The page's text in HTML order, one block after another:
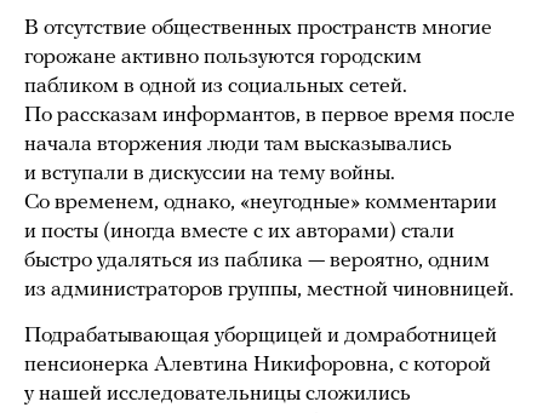
В отсутствие общественных пространств многие
горожане активно пользуются городским
пабликом в одной из социальных сетей.
По рассказам информантов, в первое время после
начала вторжения люди там высказывались
и вступали в дискуссии на тему войны.
Со временем, однако, «неугодные» комментарии
и посты (иногда вместе с их авторами) стали
быстро удаляться из паблика — вероятно, одним
из администраторов группы, местной чиновницей.
Подрабатывающая уборщицей и домработницей
пенсионерка Алевтина Никифоровна, с которой
у нашей исследовательницы сложились